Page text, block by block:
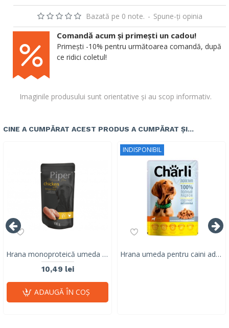
Bazată pe 0 note. - Spune-ţi opinia
Imaginile produsului sunt orientative și au scop informativ.
Comandă acum și primești un cadou!
Primești -10% pentru următoarea comandă, după
ce ridici coletul!
CINE A CUMPĂRAT ACEST PRODUS A CUMPĂRAT ȘI...
Hrana monoproteică umeda pentru caini adulti Piper Pure, pui & orez brun, 150g
10,49 lei
ADAUGĂ ÎN COŞ
INDISPONIBIL
Hrana umeda pentru caini adulti, CHARLI, pui, 100 G